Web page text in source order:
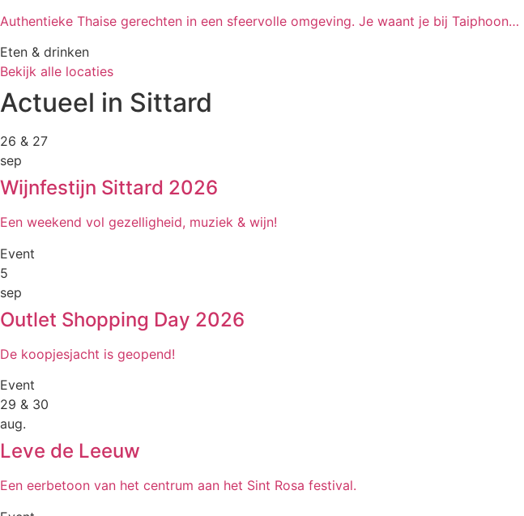
Authentieke Thaise gerechten in een sfeervolle omgeving. Je waant je bij Taiphoon…
Eten & drinken
Bekijk alle locaties
Actueel in Sittard
26 & 27
sep
Wijnfestijn Sittard 2026
Een weekend vol gezelligheid, muziek & wijn!
Event
5
sep
Outlet Shopping Day 2026
De koopjesjacht is geopend!
Event
29 & 30
aug.
Leve de Leeuw
Een eerbetoon van het centrum aan het Sint Rosa festival.